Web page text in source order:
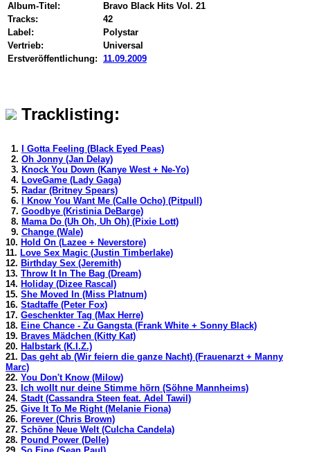
Album-Titel:
Bravo Black Hits Vol. 21
Tracks:
42
Label:
Polystar
Vertrieb:
Universal
Erstveröffentlichung: 11.09.2009
Tracklisting:
1.
I Gotta Feeling (Black Eyed Peas)
2. Oh Jonny (Jan Delay)
3. Knock You Down (Kanye West + Ne-Yo)
4. LoveGame (Lady Gaga)
5. Radar (Britney Spears)
6.
I Know You Want Me (Calle Ocho) (Pitpull)
7. Goodbye (Kristinia DeBarge)
8. Mama Do (Uh Oh, Uh Oh) (Pixie Lott)
9. Change (Wale)
10. Hold On (Lazee + Neverstore)
11. Love Sex Magic (Justin Timberlake)
12. Birthday Sex (Jeremith)
13. Throw It In The Bag (Dream)
14. Holiday (Dizee Rascal)
15. She Moved In (Miss Platnum)
16. Stadtaffe (Peter Fox)
17. Geschenkter Tag (Max Herre)
18. Eine Chance - Zu Gangsta (Frank White + Sonny Black)
19. Braves Mädchen (Kitty Kat)
20. Halbstark (K.I.Z.)
21. Das geht ab (Wir feiern die ganze Nacht) (Frauenarzt + Manny
Marc)
22. You Don't Know (Milow)
23. Ich wollt nur deine Stimme hörn (Söhne Mannheims)
24. Stadt (Cassandra Steen feat. Adel Tawil)
25. Give It To Me Right (Melanie Fiona)
26. Forever (Chris Brown)
27. Schöne Neue Welt (Culcha Candela)
28. Pound Power (Delle)